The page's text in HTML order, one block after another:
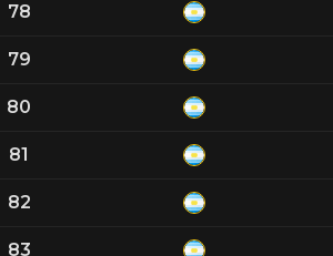
78
79
80
81
82
83